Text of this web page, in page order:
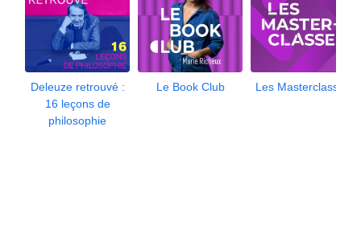
Deleuze retrouvé :
16 leçons de
philosophie
Le Book Club Les Masterclasses